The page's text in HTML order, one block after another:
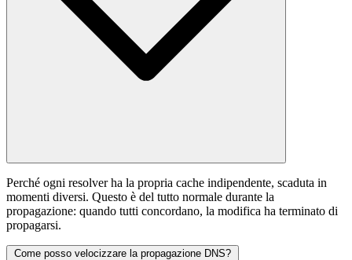
Perché ogni resolver ha la propria cache indipendente, scaduta in
momenti diversi. Questo è del tutto normale durante la
propagazione: quando tutti concordano, la modifica ha terminato di
propagarsi.
Come posso velocizzare la propagazione DNS?